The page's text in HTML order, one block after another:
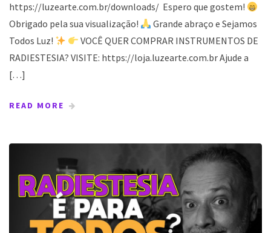
https://luzearte.com.br/downloads/ Espero que gostem!
Obrigado pela sua visualização!
Grande abraço e Sejamos
Todos Luz!
VOCÊ QUER COMPRAR INSTRUMENTOS DE
RADIESTESIA? VISITE: https://loja.luzearte.com.br Ajude a
[…]
READ MORE